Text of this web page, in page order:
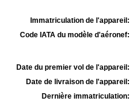
Immatriculation de l'appareil:
Code IATA du modèle d'aéronef:
Date du premier vol de l'appareil:
Date de livraison de l'appareil:
Dernière immatriculation: